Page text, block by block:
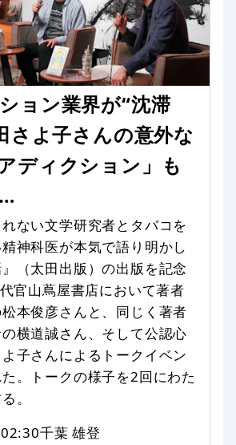
ョン業界が“沈滞
さよ子さんの意外な
ディクション」も
れない文学研究者とタバコを
神科医が本気で語り明かし
（太田出版）の出版を記念
官山蔦屋書店において著者
本俊彦さんと、同じく著者
横道誠さん、そして公認心
子さんによるトークイベン
た。トークの様子を2回にわた
。
千葉 雄登